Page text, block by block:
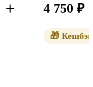
В корзину 4 750 ₽
🎁 Кешбэк